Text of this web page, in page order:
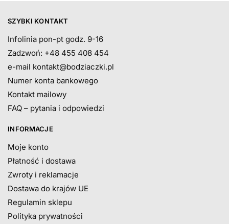
SZYBKI KONTAKT
Infolinia pon-pt godz. 9-16
Zadzwoń: +48 455 408 454
e-mail kontakt@bodziaczki.pl
Numer konta bankowego
Kontakt mailowy
FAQ – pytania i odpowiedzi
INFORMACJE
Moje konto
Płatność i dostawa
Zwroty i reklamacje
Dostawa do krajów UE
Regulamin sklepu
Polityka prywatności